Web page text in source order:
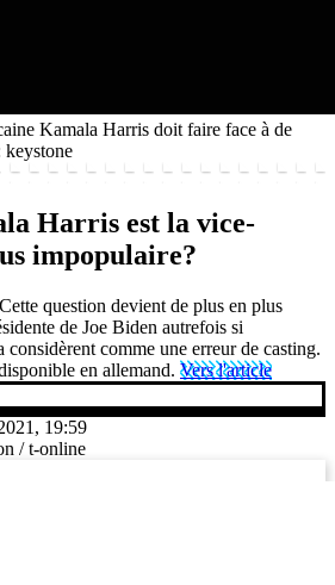
Kamala Harris doit faire face à de
keystone
Harris est la vice-
impopulaire?
question devient de plus en plus
de Joe Biden autrefois si
considèrent comme une erreur de casting.
en allemand. Vers l'article
19:59
/ t-online